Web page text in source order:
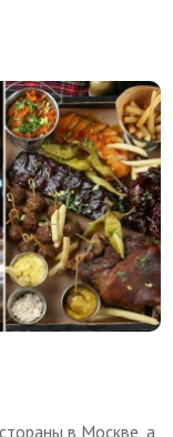
в Москве, а